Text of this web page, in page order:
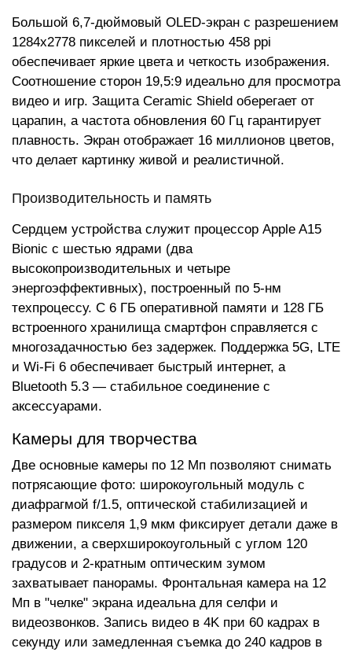
Большой 6,7-дюймовый OLED-экран с разрешением
1284x2778 пикселей и плотностью 458 ppi
обеспечивает яркие цвета и четкость изображения.
Соотношение сторон 19,5:9 идеально для просмотра
видео и игр. Защита Ceramic Shield оберегает от
царапин, а частота обновления 60 Гц гарантирует
плавность. Экран отображает 16 миллионов цветов,
что делает картинку живой и реалистичной.
Производительность и память
Сердцем устройства служит процессор Apple A15
Bionic с шестью ядрами (два
высокопроизводительных и четыре
энергоэффективных), построенный по 5-нм
техпроцессу. С 6 ГБ оперативной памяти и 128 ГБ
встроенного хранилища смартфон справляется с
многозадачностью без задержек. Поддержка 5G, LTE
и Wi-Fi 6 обеспечивает быстрый интернет, а
Bluetooth 5.3 — стабильное соединение с
аксессуарами.
Камеры для творчества
Две основные камеры по 12 Мп позволяют снимать
потрясающие фото: широкоугольный модуль с
диафрагмой f/1.5, оптической стабилизацией и
размером пикселя 1,9 мкм фиксирует детали даже в
движении, а сверхширокоугольный с углом 120
градусов и 2-кратным оптическим зумом
захватывает панорамы. Фронтальная камера на 12
Мп в "челке" экрана идеальна для селфи и
видеозвонков. Запись видео в 4K при 60 кадрах в
секунду или замедленная съемка до 240 кадров в